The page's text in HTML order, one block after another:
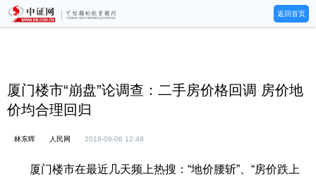
返回首页
厦门楼市“崩盘”论调查：二手房价格回调 房价地
价均合理回归
林东晖 人民网 2018-08-06 12:48
厦门楼市在最近几天频上热搜：“地价腰斩”、“房价跌上